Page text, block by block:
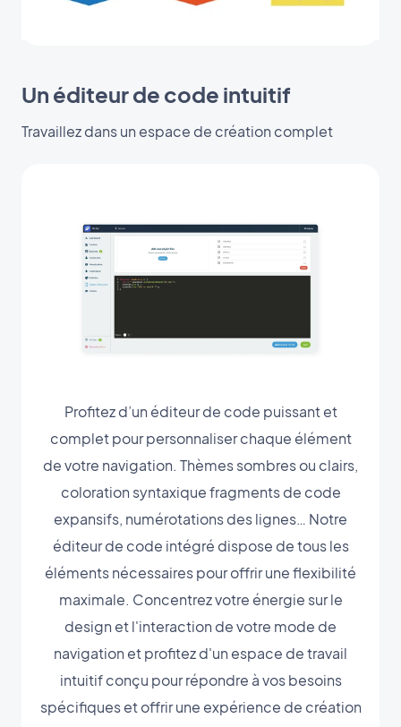
Un éditeur de code intuitif
Travaillez dans un espace de création complet
Profitez d’un éditeur de code puissant et
complet pour personnaliser chaque élément
de votre navigation. Thèmes sombres ou clairs,
coloration syntaxique fragments de code
expansifs, numérotations des lignes… Notre
éditeur de code intégré dispose de tous les
éléments nécessaires pour offrir une flexibilité
maximale. Concentrez votre énergie sur le
design et l'interaction de votre mode de
navigation et profitez d'un espace de travail
intuitif conçu pour répondre à vos besoins
spécifiques et offrir une expérience de création